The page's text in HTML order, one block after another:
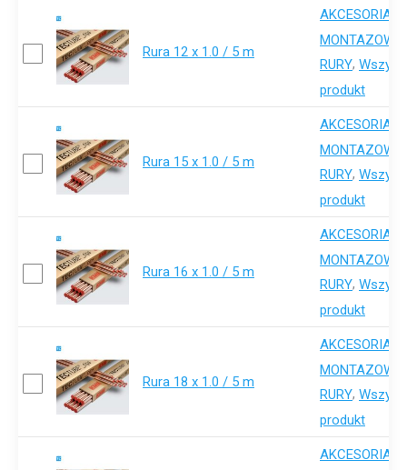
Rura 12 x 1.0 / 5 m
AKCESORIA-
MONTAZOWE
RURY,
produkt
Rura 15 x 1.0 / 5 m
AKCESORIA-
MONTAZOWE
RURY,
produkt
Rura 16 x 1.0 / 5 m
AKCESORIA-
MONTAZOWE
RURY,
produkt
Rura 18 x 1.0 / 5 m
AKCESORIA-
MONTAZOWE
RURY,
produkt
AKCESORIA-